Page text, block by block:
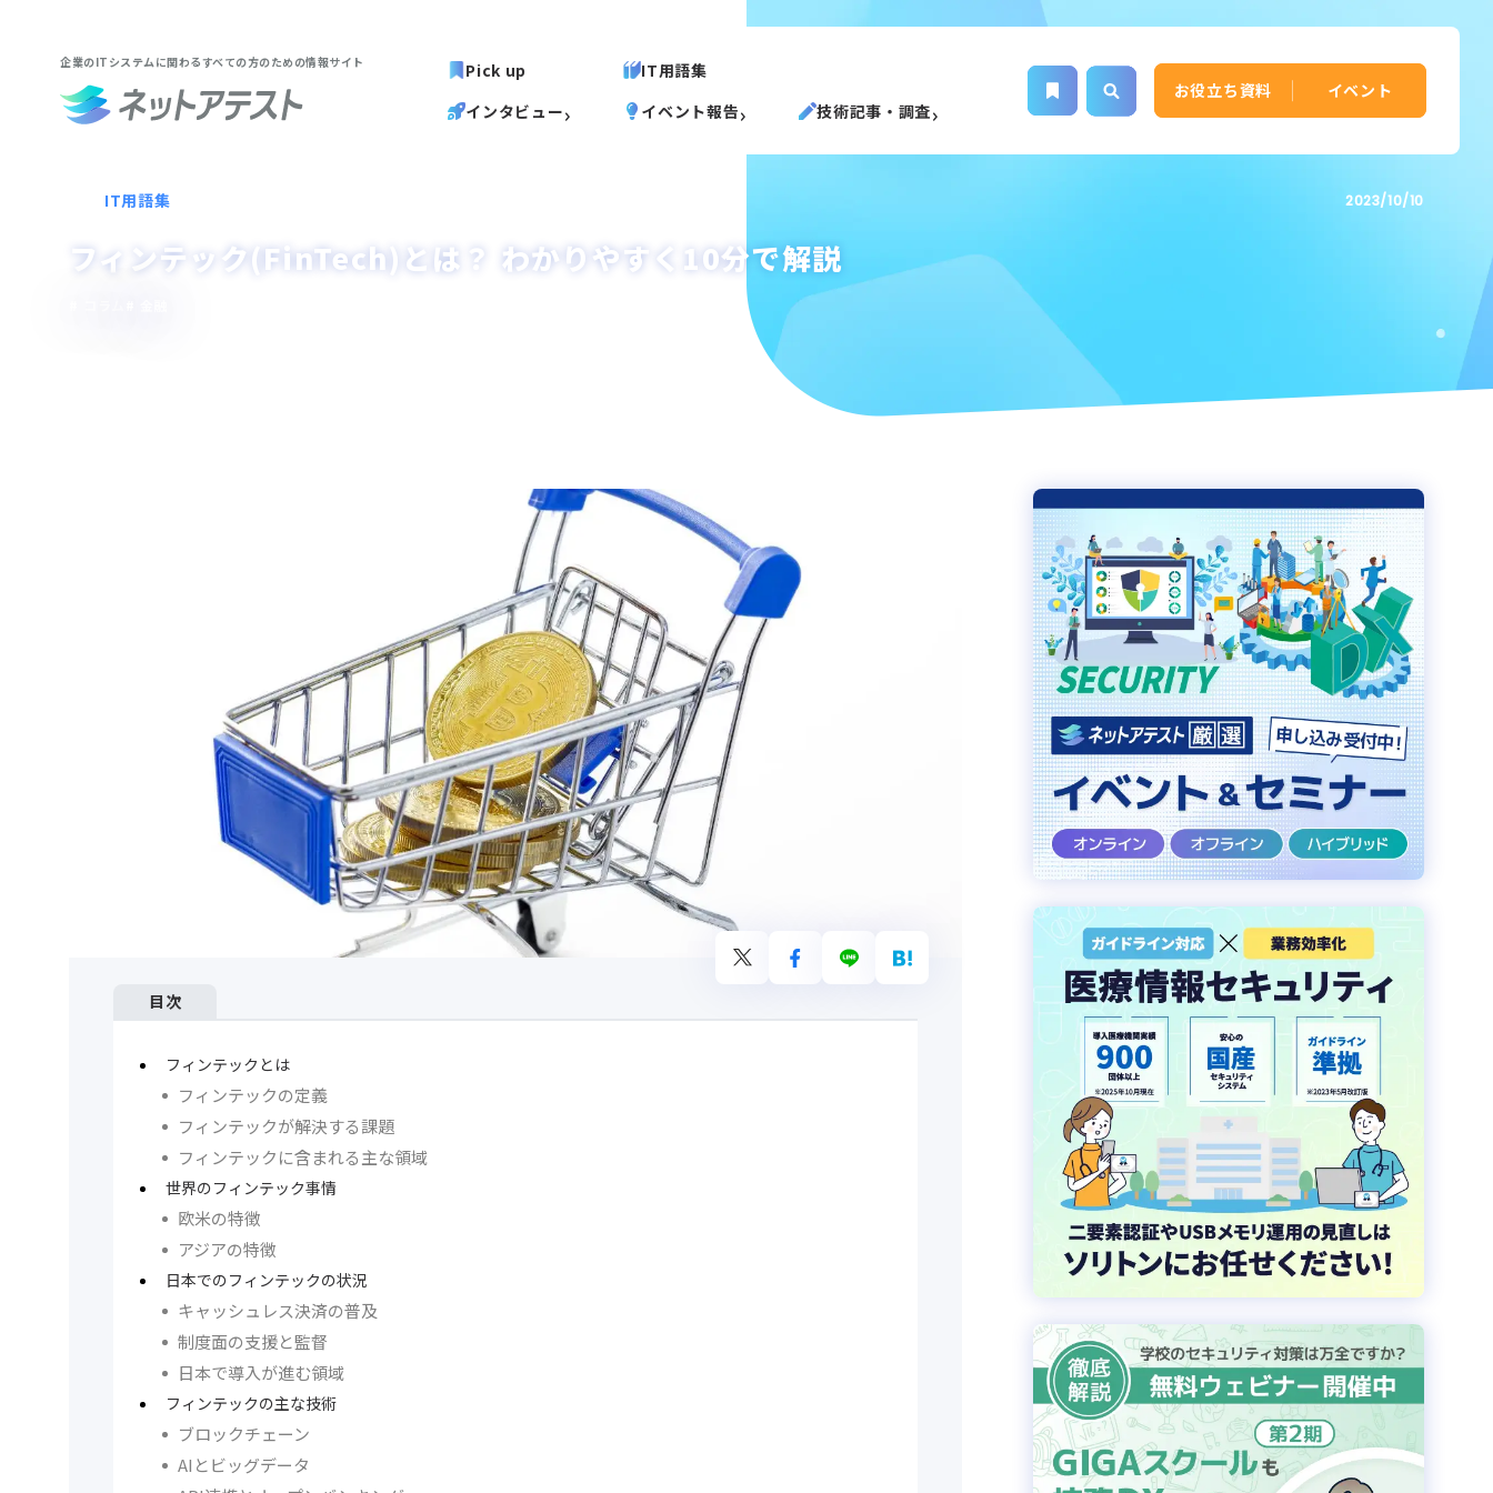
企業のITシステムに関わるすべての方のための情報サイト Pick up
IT用語集
インタビュー
イベント報告 技術記事・調査
お役立ち資料 イベント
IT用語集 2023/10/10
フィンテック(FinTech)とは？ わかりやすく10分で解説
目次
フィンテックとは
フィンテックの定義
フィンテックが解決する課題
フィンテックに含まれる主な領域
世界のフィンテック事情
欧米の特徴
アジアの特徴
日本でのフィンテックの状況
キャッシュレス決済の普及
制度面の支援と監督
日本で導入が進む領域
フィンテックの主な技術
ブロックチェーン
AIとビッグデータ